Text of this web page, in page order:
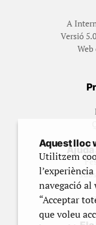
A
Versió
Aquest lloc
Utilitzem
navegació
“Acceptar
que voleu